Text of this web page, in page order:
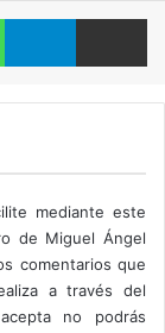
sentido
bastantes
manera que
seguir una
lo puedan
de páginas web
WhatsApp Telegram
mediante este
de Miguel Ángel
comentarios que
a través del
no podrás